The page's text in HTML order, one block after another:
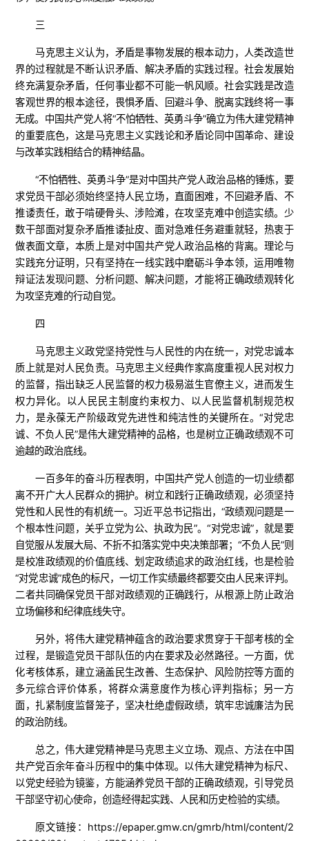
三
马克思主义认为，矛盾是事物发展的根本动力，人类改造世
界的过程就是不断认识矛盾、解决矛盾的实践过程。社会发展始
终充满复杂矛盾，任何事业都不可能一帆风顺。社会实践是改造
客观世界的根本途径，畏惧矛盾、回避斗争、脱离实践终将一事
无成。中国共产党人将“不怕牺牲、英勇斗争”确立为伟大建党精神
的重要底色，这是马克思主义实践论和矛盾论同中国革命、建设
与改革实践相结合的精神结晶。
“不怕牺牲、英勇斗争”是对中国共产党人政治品格的锤炼，要
求党员干部必须始终坚持人民立场，直面困难，不回避矛盾、不
推诿责任，敢于啃硬骨头、涉险滩，在攻坚克难中创造实绩。少
数干部面对复杂矛盾推诿扯皮、面对急难任务避重就轻，热衷于
做表面文章，本质上是对中国共产党人政治品格的背离。理论与
实践充分证明，只有坚持在一线实践中磨砺斗争本领，运用唯物
辩证法发现问题、分析问题、解决问题，才能将正确政绩观转化
为攻坚克难的行动自觉。
四
马克思主义政党坚持党性与人民性的内在统一，对党忠诚本
质上就是对人民负责。马克思主义经典作家高度重视人民对权力
的监督，指出缺乏人民监督的权力极易滋生官僚主义，进而发生
权力异化。以人民民主制度约束权力、以人民监督机制规范权
力，是永葆无产阶级政党先进性和纯洁性的关键所在。“对党忠
诚、不负人民”是伟大建党精神的品格，也是树立正确政绩观不可
逾越的政治底线。
一百多年的奋斗历程表明，中国共产党人创造的一切业绩都
离不开广大人民群众的拥护。树立和践行正确政绩观，必须坚持
党性和人民性的有机统一。习近平总书记指出，“政绩观问题是一
个根本性问题，关乎立党为公、执政为民”。“对党忠诚”，就是要
自觉服从发展大局、不折不扣落实党中央决策部署；“不负人民”则
是校准政绩观的价值底线、划定政绩追求的政治红线，也是检验
“对党忠诚”成色的标尺，一切工作实绩最终都要交由人民来评判。
二者共同确保党员干部对政绩观的正确践行，从根源上防止政治
立场偏移和纪律底线失守。
另外，将伟大建党精神蕴含的政治要求贯穿于干部考核的全
过程，是锻造党员干部队伍的内在要求及必然路径。一方面，优
化考核体系，建立涵盖民生改善、生态保护、风险防控等方面的
多元综合评价体系，将群众满意度作为核心评判指标；另一方
面，扎紧制度监督笼子，坚决杜绝虚假政绩，筑牢忠诚廉洁为民
的政治防线。
总之，伟大建党精神是马克思主义立场、观点、方法在中国
共产党百余年奋斗历程中的集中体现。以伟大建党精神为标尺、
以党史经验为镜鉴，方能涵养党员干部的正确政绩观，引导党员
干部坚守初心使命，创造经得起实践、人民和历史检验的实绩。
原文链接：https://epaper.gmw.cn/gmrb/html/content/2